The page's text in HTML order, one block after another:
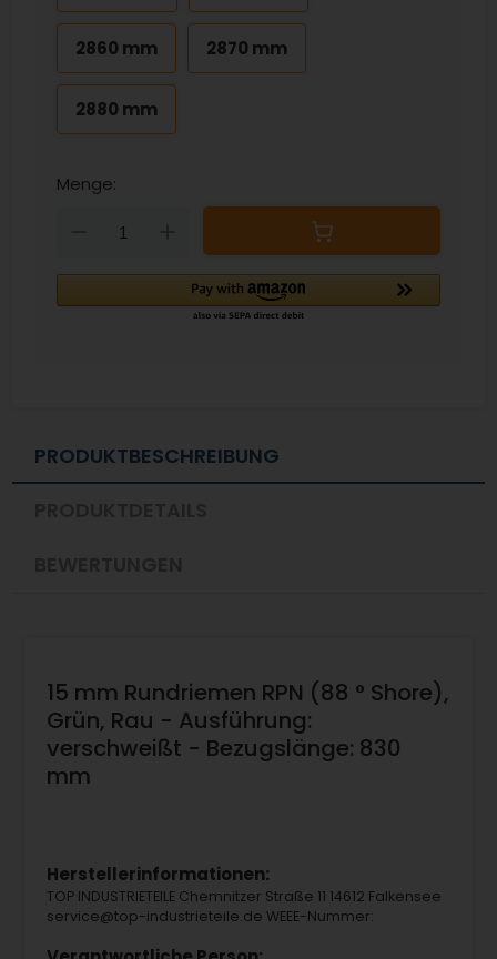
2860 mm 2870 mm
2880 mm
Menge:
Down
PRODUKTBESCHREIBUNG
15 mm Rundriemen RPN (88 ° Shore),
Grün, Rau - Ausführung:
verschweißt - Bezugslänge: 830
mm
Herstellerinformationen:
TOP INDUSTRIETEILE Chemnitzer Straße 11 14612 Falkensee
service@top-industrieteile.de WEEE-Nummer: